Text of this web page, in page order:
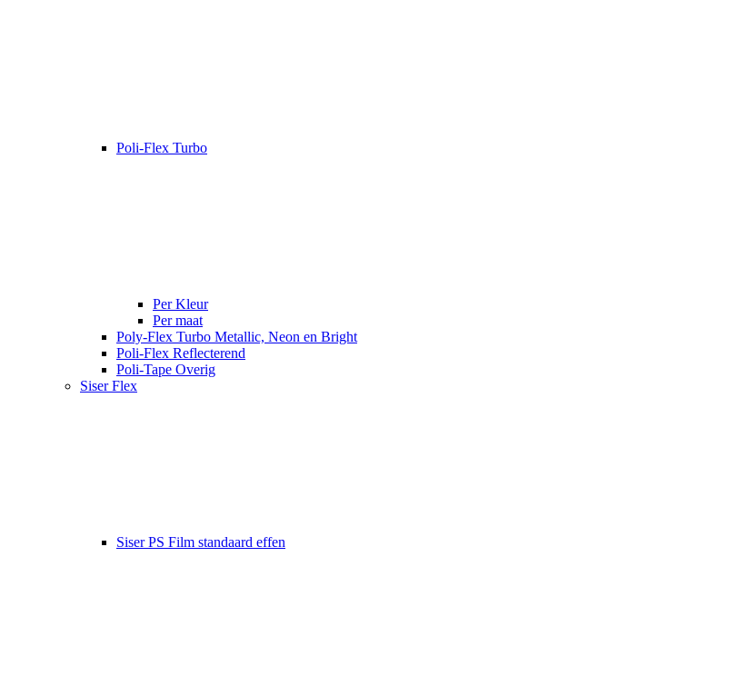
Poli-Flex Turbo
Per Kleur
Per maat
Poly-Flex Turbo Metallic, Neon en Bright
Poli-Flex Reflecterend
Poli-Tape Overig
Siser Flex
Siser PS Film standaard effen